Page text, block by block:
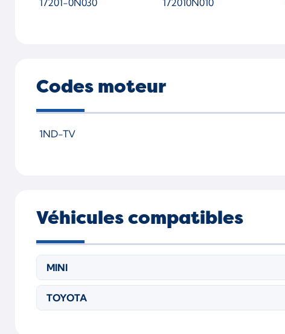
17201-0N030 172010N010
Codes moteur
1ND-TV
Véhicules compatibles
MINI
TOYOTA